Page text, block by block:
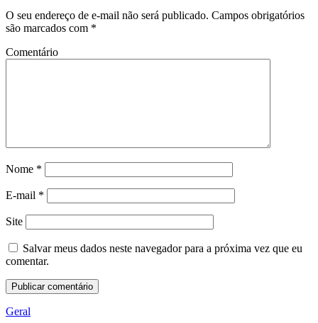
O seu endereço de e-mail não será publicado. Campos obrigatórios
são marcados com *
Comentário
Nome *
E-mail *
Site
Salvar meus dados neste navegador para a próxima vez que eu
comentar.
Geral